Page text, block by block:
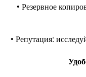
• Резервное
• Репутация: